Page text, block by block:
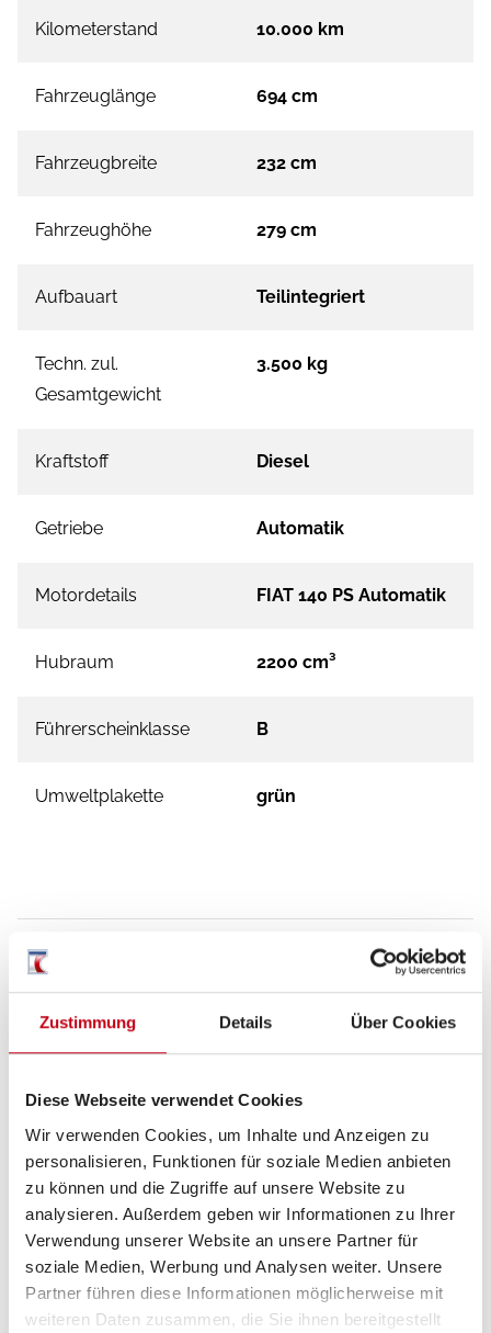
Zustimmung Details Über Cookies
Diese Webseite verwendet Cookies
Wir verwenden Cookies, um Inhalte und Anzeigen zu
personalisieren, Funktionen für soziale Medien anbieten
zu können und die Zugriffe auf unsere Website zu
analysieren. Außerdem geben wir Informationen zu Ihrer
Verwendung unserer Website an unsere Partner für
soziale Medien, Werbung und Analysen weiter. Unsere
Partner führen diese Informationen möglicherweise mit
weiteren Daten zusammen, die Sie ihnen bereitgestellt
Kilometerstand 10.000 km
Fahrzeuglänge 694 cm
Fahrzeugbreite 232 cm
Fahrzeughöhe 279 cm
Aufbauart Teilintegriert
Techn. zul.
Gesamtgewicht
3.500 kg
Kraftstoff Diesel
Getriebe Automatik
Motordetails FIAT 140 PS Automatik
Hubraum 2200 cm³
Führerscheinklasse B
Umweltplakette grün
Heizung / Klima
Gasheizung
Sonstiges
Nichtraucherfahrzeug